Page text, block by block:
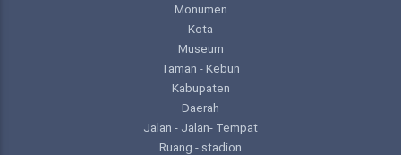
Monumen
Kota
Museum
Taman - Kebun
Kabupaten
Daerah
Jalan - Jalan- Tempat
Ruang - stadion